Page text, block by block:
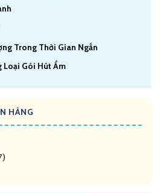
Trong Thời Gian Ngắn
Loại Gói Hút Ẩm
HÀNG